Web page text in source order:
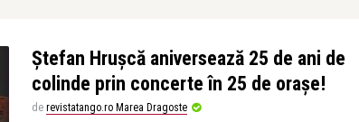
Ştefan Hruşcă aniversează 25 de ani de
colinde prin concerte în 25 de oraşe!
de revistatango.ro Marea Dragoste